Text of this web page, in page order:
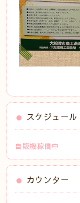
スケジュール
自販機稼働中
カウンター